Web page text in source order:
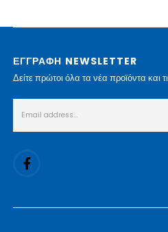
ΕΓΓΡΑΦΗ NEWSLETTER
Δείτε πρώτοι όλα τα νέα προϊόντα και